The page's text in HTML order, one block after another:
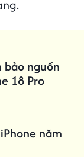
nguồn
18 Pro
năm